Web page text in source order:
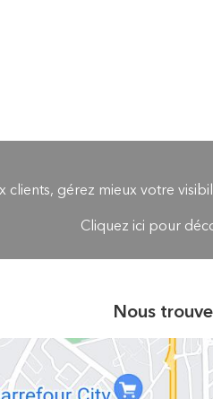
clients, gérez mieux votre
Cliquez ici pour
Nous